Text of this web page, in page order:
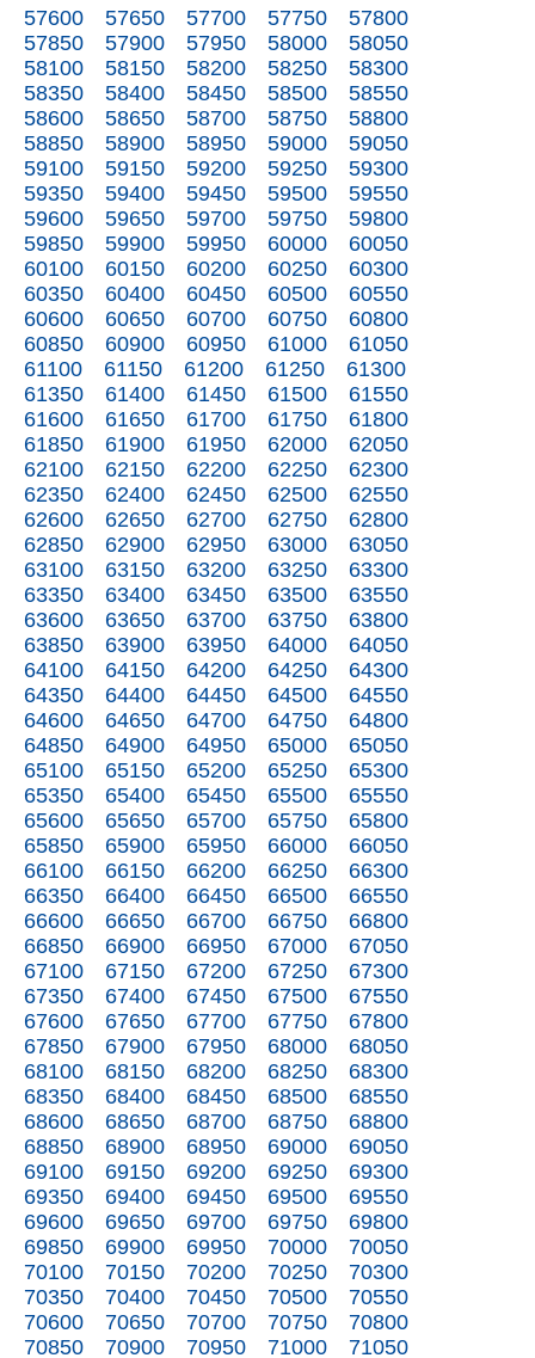
57600
57650 57700 57750
57800
57850
57900 57950 58000
58050
58100
58150 58200 58250
58300
58350
58400 58450 58500
58550
58600
58650 58700 58750
58800
58850
58900 58950 59000
59050
59100
59150 59200 59250
59300
59350
59400 59450 59500
59550
59600
59650 59700 59750
59800
59850
59900 59950 60000
60050
60100
60150 60200 60250
60300
60350
60400 60450 60500
60550
60600
60650 60700 60750
60800
60850
60900 60950 61000
61050
61100
61150 61200 61250
61300
61350
61400 61450 61500
61550
61600
61650 61700 61750
61800
61850
61900 61950 62000
62050
62100
62150 62200 62250
62300
62350
62400 62450 62500
62550
62600
62650 62700 62750
62800
62850
62900 62950 63000
63050
63100
63150 63200 63250
63300
63350
63400 63450 63500
63550
63600
63650 63700 63750
63800
63850
63900 63950 64000
64050
64100
64150 64200 64250
64300
64350
64400 64450 64500
64550
64600
64650 64700 64750
64800
64850
64900 64950 65000
65050
65100
65150 65200 65250
65300
65350
65400 65450 65500
65550
65600
65650 65700 65750
65800
65850
65900 65950 66000
66050
66100
66150 66200 66250
66300
66350
66400 66450 66500
66550
66600
66650 66700 66750
66800
66850
66900 66950 67000
67050
67100
67150 67200 67250
67300
67350
67400 67450 67500
67550
67600
67650 67700 67750
67800
67850
67900 67950 68000
68050
68100
68150 68200 68250
68300
68350
68400 68450 68500
68550
68600
68650 68700 68750
68800
68850
68900 68950 69000
69050
69100
69150 69200 69250
69300
69350
69400 69450 69500
69550
69600
69650 69700 69750
69800
69850
69900 69950 70000
70050
70100
70150 70200 70250
70300
70350
70400 70450 70500
70550
70600
70650 70700 70750
70800
70850
70900 70950 71000
71050